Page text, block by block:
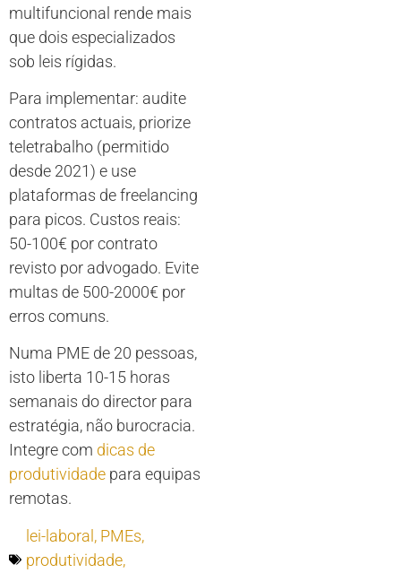
multifuncional rende mais
que dois especializados
sob leis rígidas.
Para implementar: audite
contratos actuais, priorize
teletrabalho (permitido
desde 2021) e use
plataformas de freelancing
para picos. Custos reais:
50-100€ por contrato
revisto por advogado. Evite
multas de 500-2000€ por
erros comuns.
Numa PME de 20 pessoas,
isto liberta 10-15 horas
semanais do director para
estratégia, não burocracia.
Integre com dicas de
produtividade para equipas
remotas.
lei-laboral , PMEs,
produtividade,